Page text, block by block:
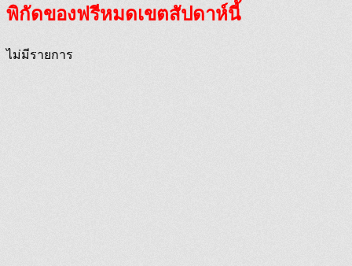
พิกัดของฟรีหมดเขตสัปดาห์นี้
ไม่มีรายการ